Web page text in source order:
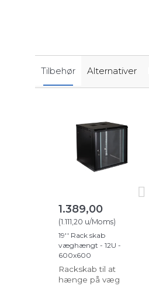
Tilbehør Alternativer
1.389,00
(1.111,20 u/Moms)
19'' Rack skab
væghængt - 12U -
600x600
Rackskab til at
hænge på væg